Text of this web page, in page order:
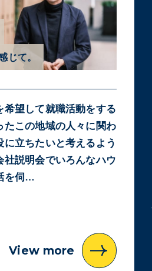
じて。
希望して就職活動をする
たこの地域の人々に関わ
に立ちたいと考えるよう
社説明会でいろんなハウ
を伺…
View more